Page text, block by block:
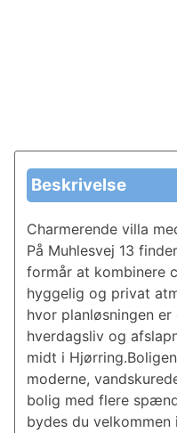
Beskrivelse
Charmerende villa
På Muhlesvej 13
formår at kombinere
hyggelig og privat
hvor planløsningen
hverdagsliv og
midt i
moderne,
bolig med flere
bydes du